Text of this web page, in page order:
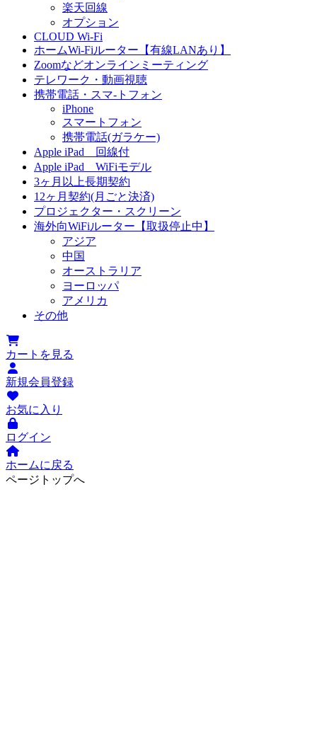
楽天回線
オプション
CLOUD Wi-Fi
ホームWi-Fiルーター【有線LANあり】
Zoomなどオンラインミーティング
テレワーク・動画視聴
携帯電話・スマ-トフォン
iPhone
スマートフォン
携帯電話(ガラケー)
Apple iPad 回線付
Apple iPad WiFiモデル
3ヶ月以上長期契約
12ヶ月契約(月ごと決済)
プロジェクター・スクリーン
海外向WiFiルーター【取扱停止中】
アジア
中国
オーストラリア
ヨーロッパ
アメリカ
その他
カートを見る
新規会員登録
お気に入り
ログイン
ホームに戻る
ページトップへ